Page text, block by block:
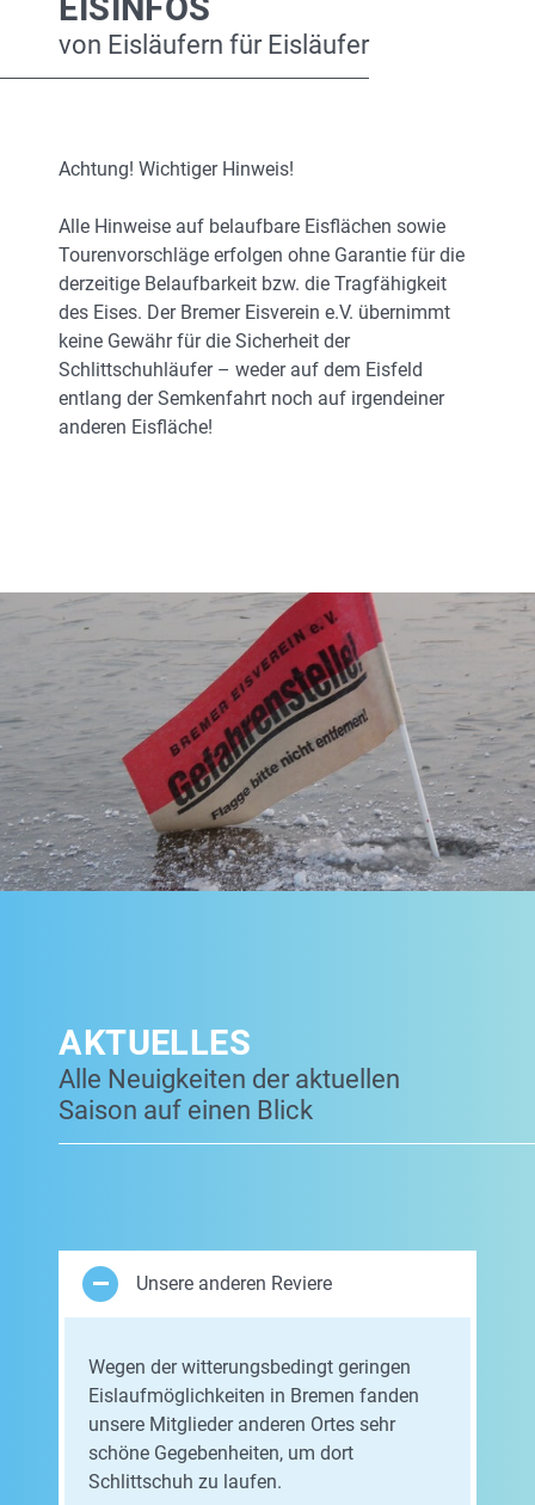
von Eisläufern für Eisläufer
Achtung! Wichtiger Hinweis!
Alle Hinweise auf belaufbare Eisflächen sowie
Tourenvorschläge erfolgen ohne Garantie für die
derzeitige Belaufbarkeit bzw. die Tragfähigkeit
des Eises. Der Bremer Eisverein e.V. übernimmt
keine Gewähr für die Sicherheit der
Schlittschuhläufer – weder auf dem Eisfeld
entlang der Semkenfahrt noch auf irgendeiner
anderen Eisfläche!
AKTUELLES
Alle Neuigkeiten der aktuellen
Saison auf einen Blick
Unsere anderen Reviere
Wegen der witterungsbedingt geringen
Eislaufmöglichkeiten in Bremen fanden
unsere Mitglieder anderen Ortes sehr
schöne Gegebenheiten, um dort
Schlittschuh zu laufen.